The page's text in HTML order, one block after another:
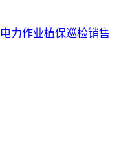
电力作业植保巡检销售